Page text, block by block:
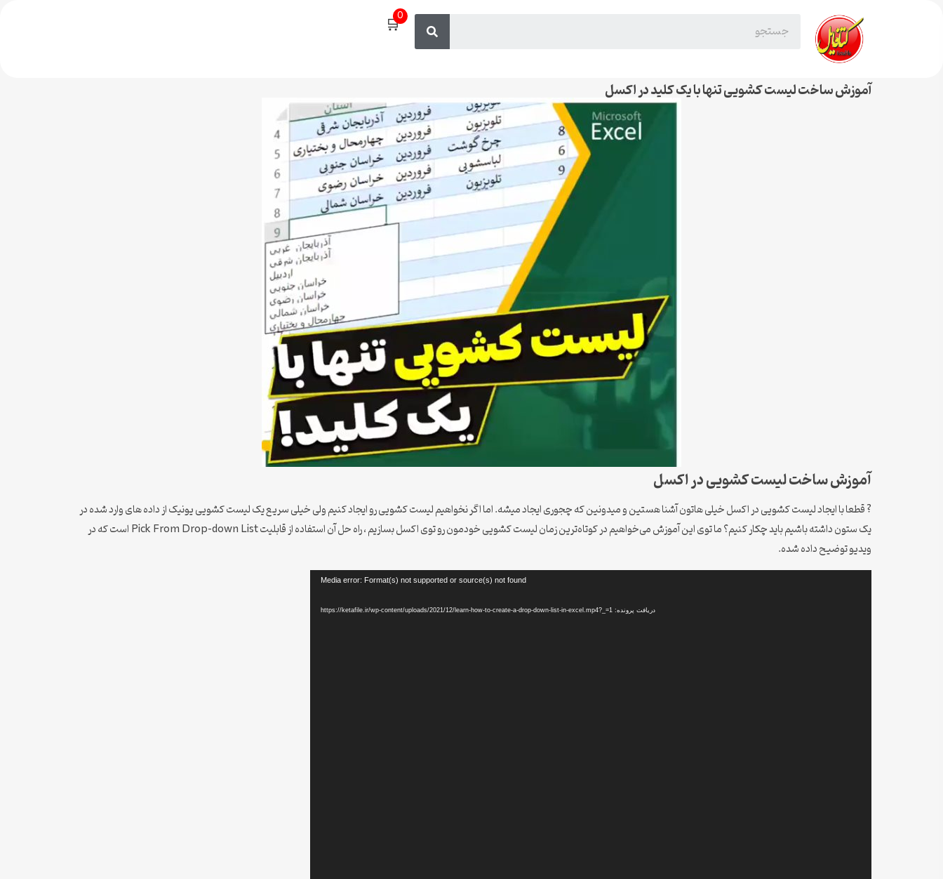
🛒0
آموزش ساخت لیست کشویی تنها با یک کلید در اکسل
آموزش ساخت لیست کشویی در اکسل
? قطعا با ایجاد لیست کشویی در اکسل خیلی هاتون آشنا هستین و میدونین که چجوری ایجاد میشه. اما اگر نخواهیم لیست کشویی رو ایجاد کنیم ولی خیلی سریع یک لیست کشویی یونیک از داده های وارد شده در
یک ستون داشته باشیم باید چکار کنیم؟ ما توی این آموزش می‌خواهیم در کوتاه‌ترین زمان لیست کشویی خودمون رو توی اکسل بسازیم ، راه حل آن استفاده از قابلیت Pick From Drop-down List است که در
ویدیو توضیح داده شده.
Media error: Format(s) not supported or source(s) not found
دریافت پرونده: https://ketafile.ir/wp-content/uploads/2021/12/learn-how-to-create-a-drop-down-list-in-excel.mp4?_=1